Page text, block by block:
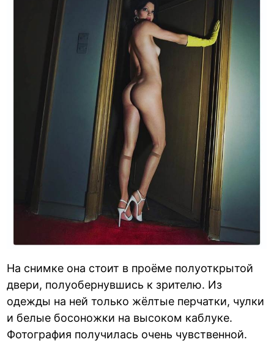
На снимке она стоит в проёме полуоткрытой
двери, полуобернувшись к зрителю. Из
одежды на ней только жёлтые перчатки, чулки
и белые босоножки на высоком каблуке.
Фотография получилась очень чувственной.